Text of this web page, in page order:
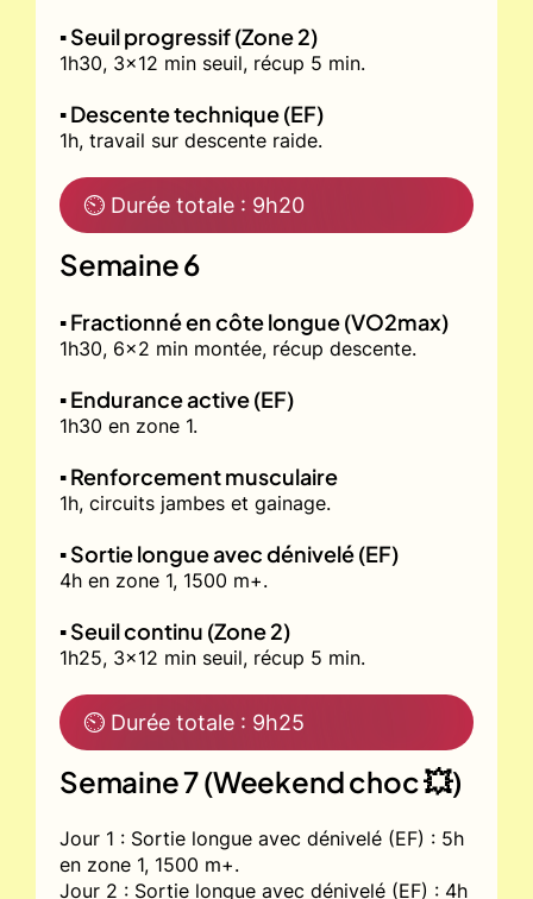
▪️ Seuil progressif (Zone 2)
1h30, 3x12 min seuil, récup 5 min.
▪️ Descente technique (EF)
1h, travail sur descente raide.
⏲ Durée totale : 9h20
Semaine 6
▪️ Fractionné en côte longue (VO2max)
1h30, 6x2 min montée, récup descente.
▪️ Endurance active (EF)
1h30 en zone 1.
▪️ Renforcement musculaire
1h, circuits jambes et gainage.
▪️ Sortie longue avec dénivelé (EF)
4h en zone 1, 1500 m+.
▪️ Seuil continu (Zone 2)
1h25, 3x12 min seuil, récup 5 min.
⏲ Durée totale : 9h25
Semaine 7 (Weekend choc 💥)
Jour 1 : Sortie longue avec dénivelé (EF) : 5h
en zone 1, 1500 m+.
Jour 2 : Sortie longue avec dénivelé (EF) : 4h